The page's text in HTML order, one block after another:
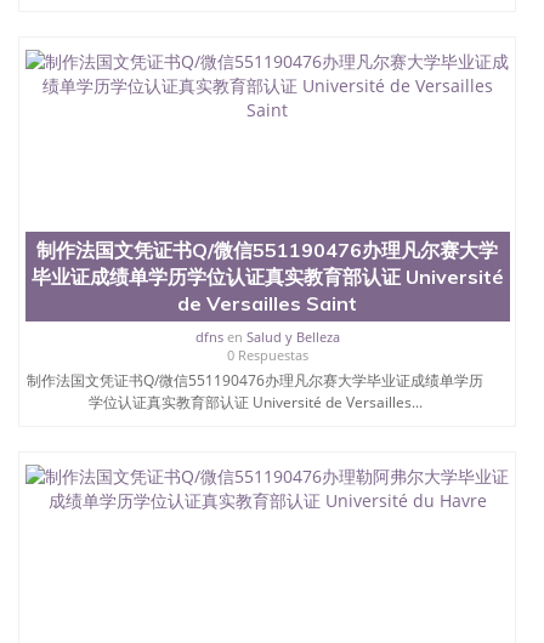
年，简称SJSU，是加州历史悠久的大学之一，也是美
西地区的公立大学之一。位于圣何塞市San Jose中
心，占地154公顷。它是一所位于加利福尼亚州的著
位、声誉、实习机会和影响力的高等教育机构，并获
誉为美国本科教育质量的核心代表。其计算机系与会
计系更是在当今美国大学教学排名中表现优异。其毕
业生大多可以在其所处地域的世界硅谷中心得到工作
机会。许多硅谷公司甚至在学生大三和大四的学期提
供许多相应科系的实习机会。无论是加州大学系统
(UC)，还是加州州立大学系统(CSU), 圣何塞州立大学
都占据着加州所有大学中的地理位置。 圣何塞州立大
134种学士学科和65个硕士学科，并有来自世界60余
国的学生来此就读。其有名的科系如计算机科学，电
子工程学，工商管理学，艺术设计，和航空学等，深
制作法国文凭证书Q/微信551190476办理凡尔赛大学
毕业证成绩单学历学位认证真实教育部认证 Université
de Versailles Saint
dfnsen Salud y Belleza
0 Respuestas
制作法国文凭证书Q/微信551190476办理凡尔赛大学毕业证成绩单学历
学位认证真实教育部认证 Université de Versailles...